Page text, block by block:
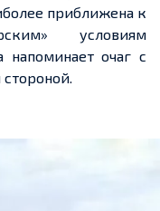
приближена к
условиям
напоминает очаг с